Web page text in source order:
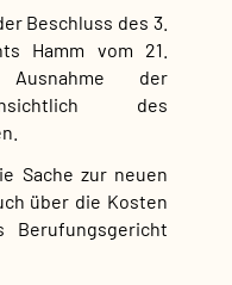
Beschluss des 3.
Hamm vom 21.
der
des
Sache zur neuen
über die Kosten
Berufungsgericht